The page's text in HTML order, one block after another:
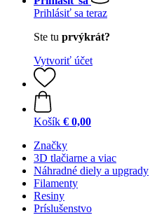
Prihlásiť sa teraz
Ste tu prvýkrát?
Vytvoriť účet
Košík € 0,00
Značky
3D tlačiarne a viac
Náhradné diely a upgrady
Filamenty
Resiny
Príslušenstvo